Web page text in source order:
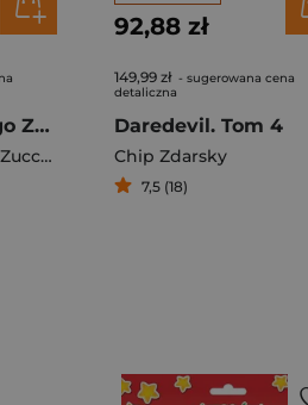
Kobiety z Dzikiego Zachodu
Dominique Bertail
92,88 zł
149,99 zł - sugerowana cena
detaliczna
Daredevil. Tom 4
Chip Zdarsky
7,5 (18)